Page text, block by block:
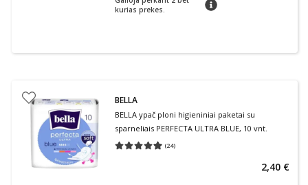
kurias prekes.
BELLA
BELLA ypač ploni higieniniai paketai su
sparneliais PERFECTA ULTRA BLUE, 10 vnt.
(24)
Vidutinis įvertinimas 4.96
2,40 €